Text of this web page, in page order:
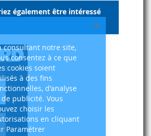
Fermer
consultant notre site,
consentez à ce que
cookies soient
à des fins
d'analyse
publicité. Vous
choisir les
en cliquant
Paramétrer
également être intéressé